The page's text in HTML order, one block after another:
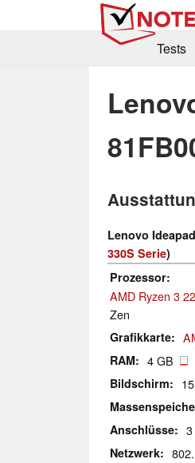
Tests
Lenovo
330S Serie)
Prozessor
AMD Ryzen 3
Zen
Grafikkarte
RAM 4 GB
Bildschirm
Anschlüsse
Netzwerk